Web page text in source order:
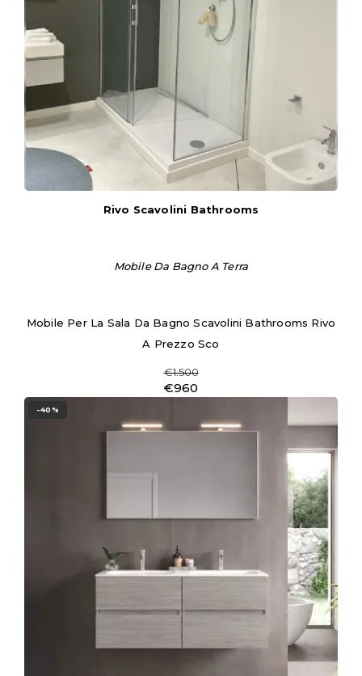
Rivo Scavolini Bathrooms
Mobile Da Bagno A Terra
Mobile Per La Sala Da Bagno Scavolini Bathrooms Rivo
A Prezzo Sco
€1.500
€960
-40%